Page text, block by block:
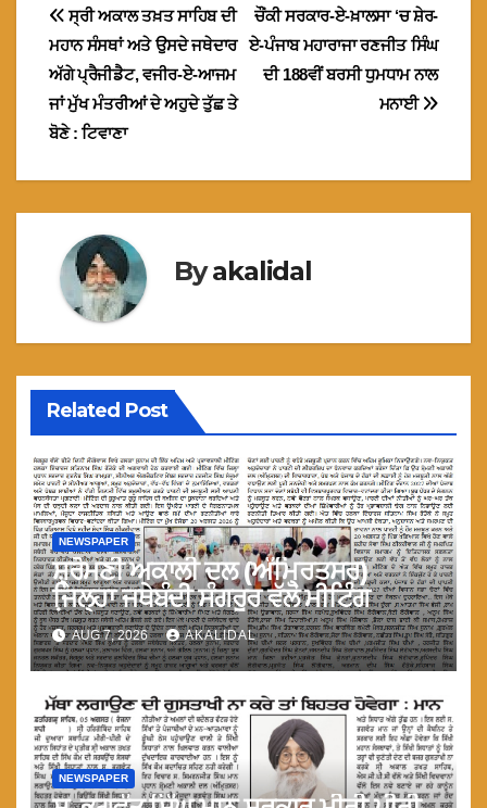
Post
navigation
ਚੌਂਕੀ ਸਰਕਾਰ-ਏ-ਖ਼ਾਲਸਾ ‘ਚ ਸ਼ੇਰ-
ਏ-ਪੰਜਾਬ ਮਹਾਰਾਜਾ ਰਣਜੀਤ ਸਿੰਘ
ਦੀ 188ਵੀਂ ਬਰਸੀ ਧੁਮਧਾਮ ਨਾਲ
ਮਨਾਈ
ਸ੍ਰੀ ਅਕਾਲ ਤਖ਼ਤ ਸਾਹਿਬ ਦੀ
ਮਹਾਨ ਸੰਸਥਾਂ ਅਤੇ ਉਸਦੇ ਜਥੇਦਾਰ
ਅੱਗੇ ਪ੍ਰੈਜੀਡੈਟ, ਵਜੀਰ-ਏ-ਆਜਮ
ਜਾਂ ਮੁੱਖ ਮੰਤਰੀਆਂ ਦੇ ਅਹੁਦੇ ਤੁੱਛ ਤੇ
ਬੋਣੇ : ਟਿਵਾਣਾ
Byakalidal
Related Post
NEWSPAPER
ਸ਼੍ਰੋਮਣੀ ਅਕਾਲੀ ਦਲ (ਅੰਮ੍ਰਿਤਸਰ)
ਜਿ਼ਲ੍ਹਾ ਜਥੇਬੰਦੀ ਸੰਗਰੂਰ ਵੱਲੋ ਮੀਟਿੰਗ
AUG 7, 2026 AKALIDAL
NEWSPAPER